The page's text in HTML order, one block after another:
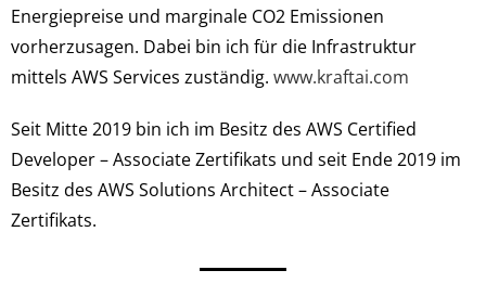
Energiepreise und marginale CO2 Emissionen
vorherzusagen. Dabei bin ich für die Infrastruktur
mittels AWS Services zuständig. www.kraftai.com
Seit Mitte 2019 bin ich im Besitz des AWS Certified
Developer – Associate Zertifikats und seit Ende 2019 im
Besitz des AWS Solutions Architect – Associate
Zertifikats.